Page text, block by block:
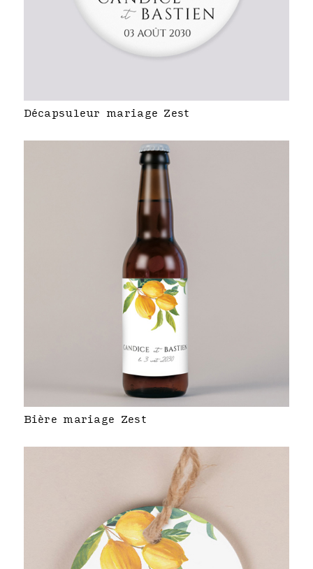
Décapsuleur mariage Zest
Bière mariage Zest